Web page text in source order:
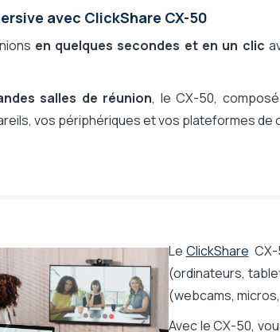
avec ClickShare CX-50
en quelques secondes et en un clic
salles de réunion, le CX-50,
vos périphériques et vos plateformes de
Le ClickShare
(ordinateurs,
(webcams,
Avec le CX-50,